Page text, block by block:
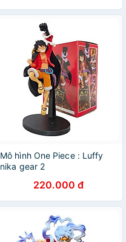
Mô hình One Piece : Luffy
nika gear 2
220.000 đ